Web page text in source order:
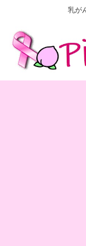
乳が